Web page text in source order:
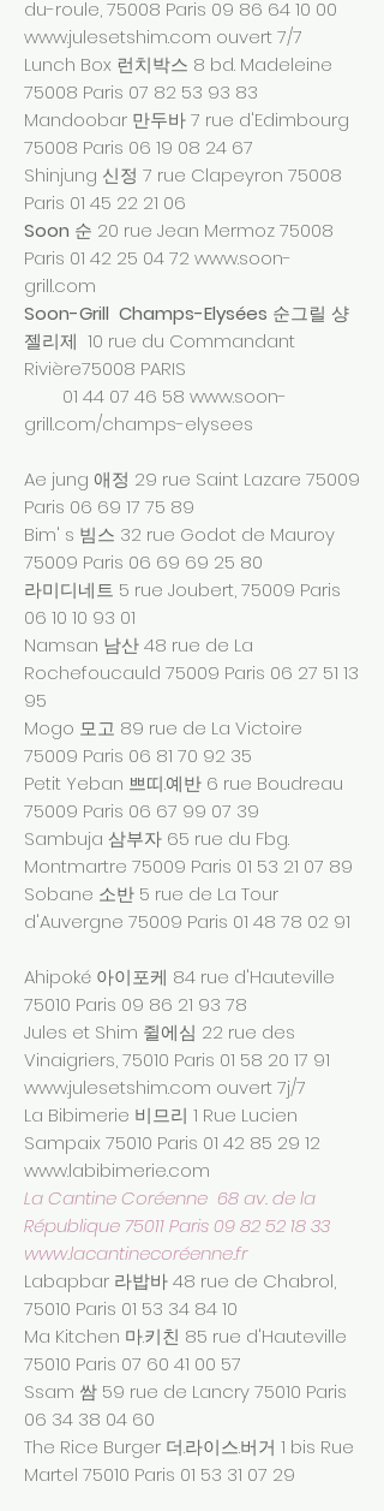
du-roule, 75008 Paris 09 86 64 10 00
www.julesetshim.com ouvert 7/7
Lunch Box 런치박스 8 bd. Madeleine
75008 Paris 07 82 53 93 83
Mandoobar 만두바 7 rue d'Edimbourg
75008 Paris 06 19 08 24 67
Shinjung 신정 7 rue Clapeyron 75008
Paris 01 45 22 21 06
Soon 순 20 rue Jean Mermoz 75008
Paris 01 42 25 04 72 www.soon-
grill.com
Soon-Grill Champs-Elysées 순그릴 샹
젤리제 10 rue du Commandant
Rivière75008 PARIS
01 44 07 46 58 www.soon-
grill.com/champs-elysees
Ae jung 애정 29 rue Saint Lazare 75009
Paris 06 69 17 75 89
Bim' s 빔스 32 rue Godot de Mauroy
75009 Paris 06 69 69 25 80
라미디네트 5 rue Joubert, 75009 Paris
06 10 10 93 01
Namsan 남산 48 rue de La
Rochefoucauld 75009 Paris 06 27 51 13
95
Mogo 모고 89 rue de La Victoire
75009 Paris 06 81 70 92 35
Petit Yeban 쁘띠.예반 6 rue Boudreau
75009 Paris 06 67 99 07 39
Sambuja 삼부자 65 rue du Fbg.
Montmartre 75009 Paris 01 53 21 07 89
Sobane 소반 5 rue de La Tour
d'Auvergne 75009 Paris 01 48 78 02 91
Ahipoké 아이포케 84 rue d'Hauteville
75010 Paris 09 86 21 93 78
Jules et Shim 쥘에심 22 rue des
Vinaigriers, 75010 Paris 01 58 20 17 91
www.julesetshim.com ouvert 7j/7
La Bibimerie 비므리 1 Rue Lucien
Sampaix 75010 Paris 01 42 85 29 12
www.labibimerie.com
La Cantine Coréenne 68 av. de la
République 75011 Paris09 82 52 18 33
www.lacantinecoréenne.fr
Labapbar 라밥바 48 rue de Chabrol,
75010 Paris 01 53 34 84 10
Ma Kitchen 마.키친 85 rue d'Hauteville
75010 Paris 07 60 41 00 57
Ssam 쌈 59 rue de Lancry 75010 Paris
06 34 38 04 60
The Rice Burger 더.라이스.버거 1 bis Rue
Martel 75010 Paris 01 53 31 07 29